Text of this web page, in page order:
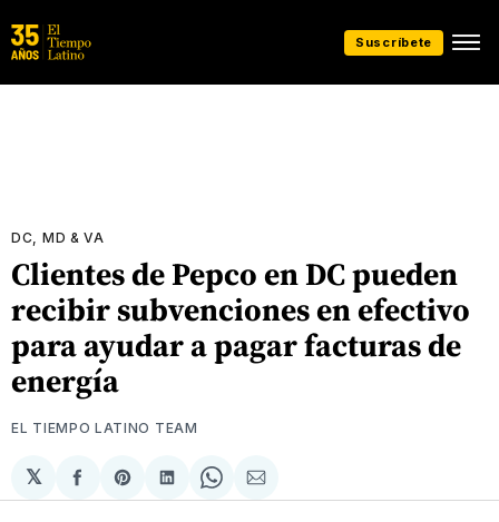
Suscríbete
DC, MD & VA
Clientes de Pepco en DC pueden
recibir subvenciones en efectivo
para ayudar a pagar facturas de
energía
EL TIEMPO LATINO TEAM
𝕏
Compartir
en
Share
on
Compartir
en
Share
on
Compartir
via